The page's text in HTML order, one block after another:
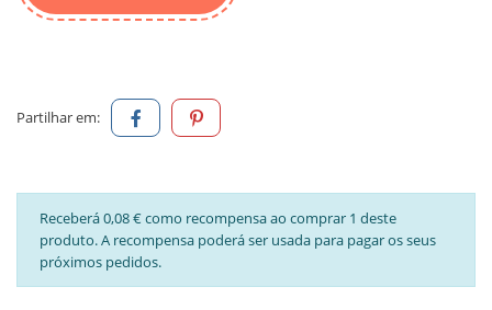
Partilhar em:
Receberá 0,08 € como recompensa ao comprar 1 deste
produto. A recompensa poderá ser usada para pagar os seus
próximos pedidos.